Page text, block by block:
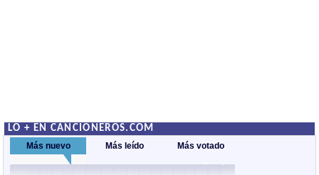
LO + EN CANCIONEROS.COM
Más nuevo Más leído Más votado